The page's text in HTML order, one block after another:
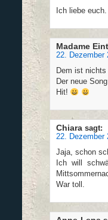
Ich liebe
Madame
22. Dezember
Dem ist
Der neue
Hit!
Chiara sagt:
22. Dezember
Jaja, schon
Ich will
War toll.